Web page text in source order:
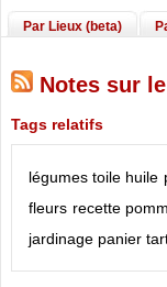
Par Lieux (beta)
Notes sur
Tags relatifs
légumes toile huile
fleurs recette
jardinage panier